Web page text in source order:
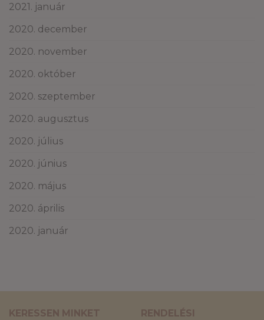
2021. január
2020. december
2020. november
2020. október
2020. szeptember
2020. augusztus
2020. július
2020. június
2020. május
2020. április
2020. január
KERESSEN MINKET
RENDELÉSI